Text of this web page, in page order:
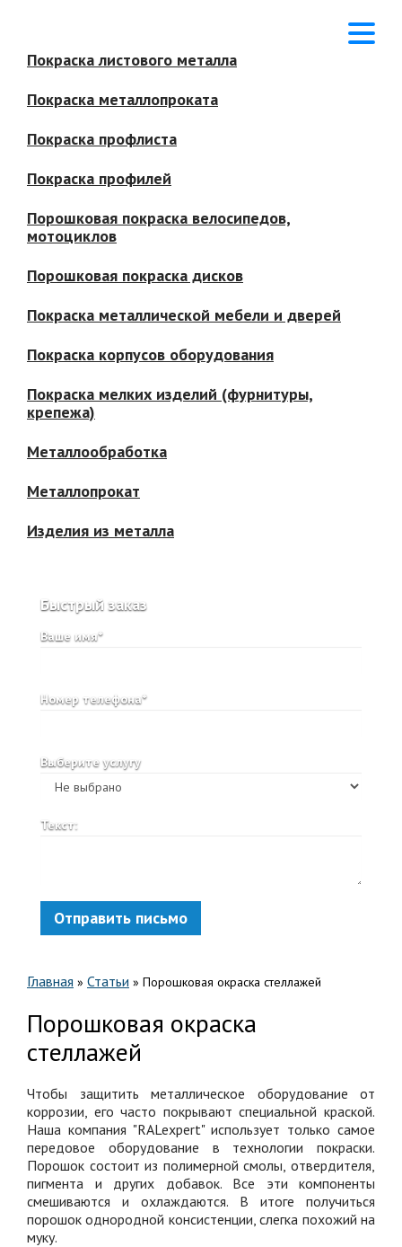
Покраска листового металла
Покраска металлопроката
Покраска профлиста
Покраска профилей
Порошковая покраска велосипедов,
мотоциклов
Порошковая покраска дисков
Покраска металлической мебели и дверей
Покраска корпусов оборудования
Покраска мелких изделий (фурнитуры,
крепежа)
Металлообработка
Металлопрокат
Изделия из металла
Быстрый заказ
Ваше имя*
Номер телефона*
Выберите услугу
Текст:
Отправить письмо
Главная » Статьи » Порошковая окраска стеллажей
Порошковая окраска
стеллажей
Чтобы защитить металлическое оборудование от
коррозии, его часто покрывают специальной краской.
Наша компания "RALexpert" использует только самое
передовое оборудование в технологии покраски.
Порошок состоит из полимерной смолы, отвердителя,
пигмента и других добавок. Все эти компоненты
смешиваются и охлаждаются. В итоге получиться
порошок однородной консистенции, слегка похожий на
муку.